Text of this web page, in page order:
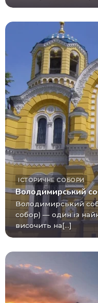
ІСТОРИЧНЕ СОБОРИ
Володимирський
Володимирський собор у Києві (Володимирський
собор) — один із
височить на[...]